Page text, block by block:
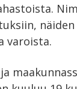
näiden
varoista.